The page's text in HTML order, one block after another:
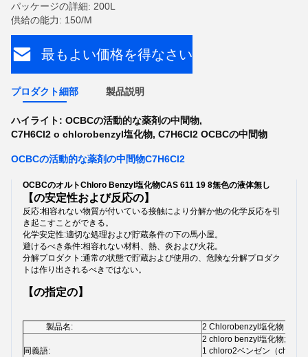
パッケージの詳細: 200L
供給の能力: 150/M
最もよい価格を得なさい
プロダクト細部 製品説明
ハイライト: OCBCの活動的な薬剤の中間物,
C7H6Cl2 o chlorobenzyl塩化物, C7H6Cl2 OCBCの中間物
OCBCの活動的な薬剤の中間物C7H6Cl2
OCBCのオルトChloro Benzyl塩化物CAS 611 19 8無色の液体無し
【の安定性および反応の】
反応:相容れない物質が付いている接触により分解か他の化学反応を引
き起こすことができる。
化学安定性:適切な処理および貯蔵条件の下の馬小屋。
避けるべき条件:相容れない材料、熱、炎および火花。
分解プロダクト:通常の状態で貯蔵および使用の、危険な分解プロダク
トは作り出されるべきではない。
【の指定の】
製品名: 2 Chlorobenzyl塩化物
同義語:
2 chloro benzyl塩化物;
1 chloro2ベンゼン（